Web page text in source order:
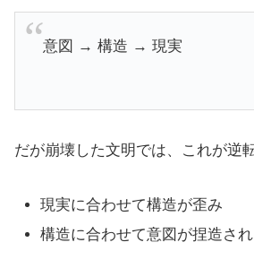
意図 → 構造 → 現実
だが崩壊した文明では、これが逆
現実に合わせて構造が歪み
構造に合わせて意図が捏造さ